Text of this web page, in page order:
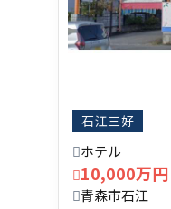
石江三好
ホテル
10,000万円
青森市石江